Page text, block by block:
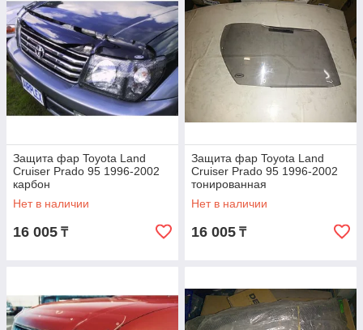
Защита фар Toyota Land
Cruiser Prado 95 1996-2002
карбон
Нет в наличии
16 005 ₸
Защита фар Toyota Land
Cruiser Prado 95 1996-2002
тонированная
Нет в наличии
16 005 ₸